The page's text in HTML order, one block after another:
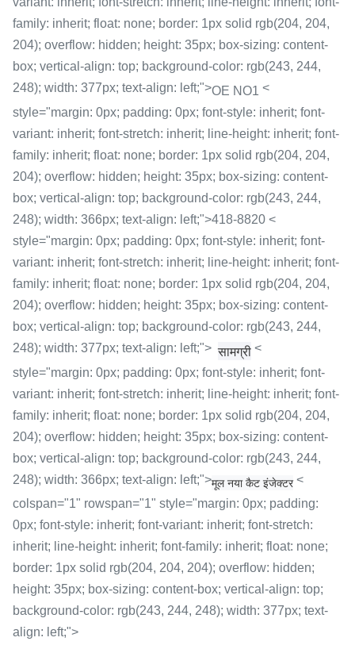
family: inherit; float: none; border: 1px solid rgb(204, 204,
204); overflow: hidden; height: 35px; box-sizing: content-
box; vertical-align: top; background-color: rgb(243, 244,
248); width: 377px; text-align: left;">OE NO1 <
style="margin: 0px; padding: 0px; font-style: inherit; font-
variant: inherit; font-stretch: inherit; line-height: inherit; font-
family: inherit; float: none; border: 1px solid rgb(204, 204,
204); overflow: hidden; height: 35px; box-sizing: content-
box; vertical-align: top; background-color: rgb(243, 244,
248); width: 366px; text-align: left;">418-8820 <
style="margin: 0px; padding: 0px; font-style: inherit; font-
variant: inherit; font-stretch: inherit; line-height: inherit; font-
family: inherit; float: none; border: 1px solid rgb(204, 204,
204); overflow: hidden; height: 35px; box-sizing: content-
box; vertical-align: top; background-color: rgb(243, 244,
248); width: 377px; text-align: left;">सामग्री <
style="margin: 0px; padding: 0px; font-style: inherit; font-
variant: inherit; font-stretch: inherit; line-height: inherit; font-
family: inherit; float: none; border: 1px solid rgb(204, 204,
204); overflow: hidden; height: 35px; box-sizing: content-
box; vertical-align: top; background-color: rgb(243, 244,
248); width: 366px; text-align: left;">मूल नया कैट इंजेक्टर<
colspan="1" rowspan="1" style="margin: 0px; padding:
0px; font-style: inherit; font-variant: inherit; font-stretch:
inherit; line-height: inherit; font-family: inherit; float: none;
border: 1px solid rgb(204, 204, 204); overflow: hidden;
height: 35px; box-sizing: content-box; vertical-align: top;
background-color: rgb(243, 244, 248); width: 377px; text-
align: left;">